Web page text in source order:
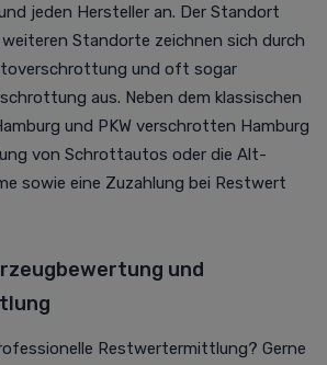
jeden Hersteller an. Der Standort
weiteren Standorte zeichnen sich durch
und oft sogar
aus. Neben dem klassischen
und PKW verschrotten Hamburg
von Schrottautos oder die Alt-
sowie eine Zuzahlung bei Restwert
und
Restwertermittlung? Gerne